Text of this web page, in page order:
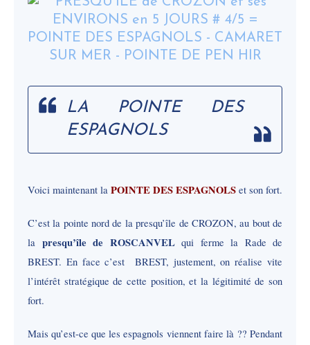
LA POINTE DES
ESPAGNOLS
Voici maintenant la POINTE DES ESPAGNOLS et son fort.
C’est la pointe nord de la presqu’île de CROZON, au bout de
la presqu’île de ROSCANVELqui ferme la Rade de
BREST. En face c’est BREST, justement, on réalise vite
l’intérêt stratégique de cette position, et la légitimité de son
fort.
Mais qu’est-ce que les espagnols viennent faire là ?? Pendant